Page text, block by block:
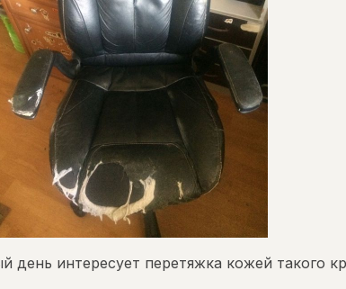
день интересует перетяжка кожей такого